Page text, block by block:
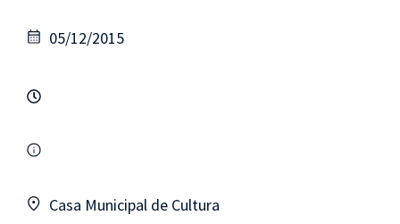
05/12/2015
Casa Municipal de Cultura